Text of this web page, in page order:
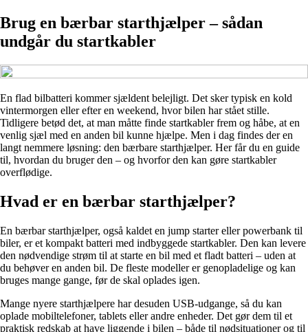
Brug en bærbar starthjælper – sådan
undgår du startkabler
En flad bilbatteri kommer sjældent belejligt. Det sker typisk en kold
vintermorgen eller efter en weekend, hvor bilen har stået stille.
Tidligere betød det, at man måtte finde startkabler frem og håbe, at en
venlig sjæl med en anden bil kunne hjælpe. Men i dag findes der en
langt nemmere løsning: den bærbare starthjælper. Her får du en guide
til, hvordan du bruger den – og hvorfor den kan gøre startkabler
overflødige.
Hvad er en bærbar starthjælper?
En bærbar starthjælper, også kaldet en jump starter eller powerbank til
biler, er et kompakt batteri med indbyggede startkabler. Den kan levere
den nødvendige strøm til at starte en bil med et fladt batteri – uden at
du behøver en anden bil. De fleste modeller er genopladelige og kan
bruges mange gange, før de skal oplades igen.
Mange nyere starthjælpere har desuden USB-udgange, så du kan
oplade mobiltelefoner, tablets eller andre enheder. Det gør dem til et
praktisk redskab at have liggende i bilen – både til nødsituationer og til